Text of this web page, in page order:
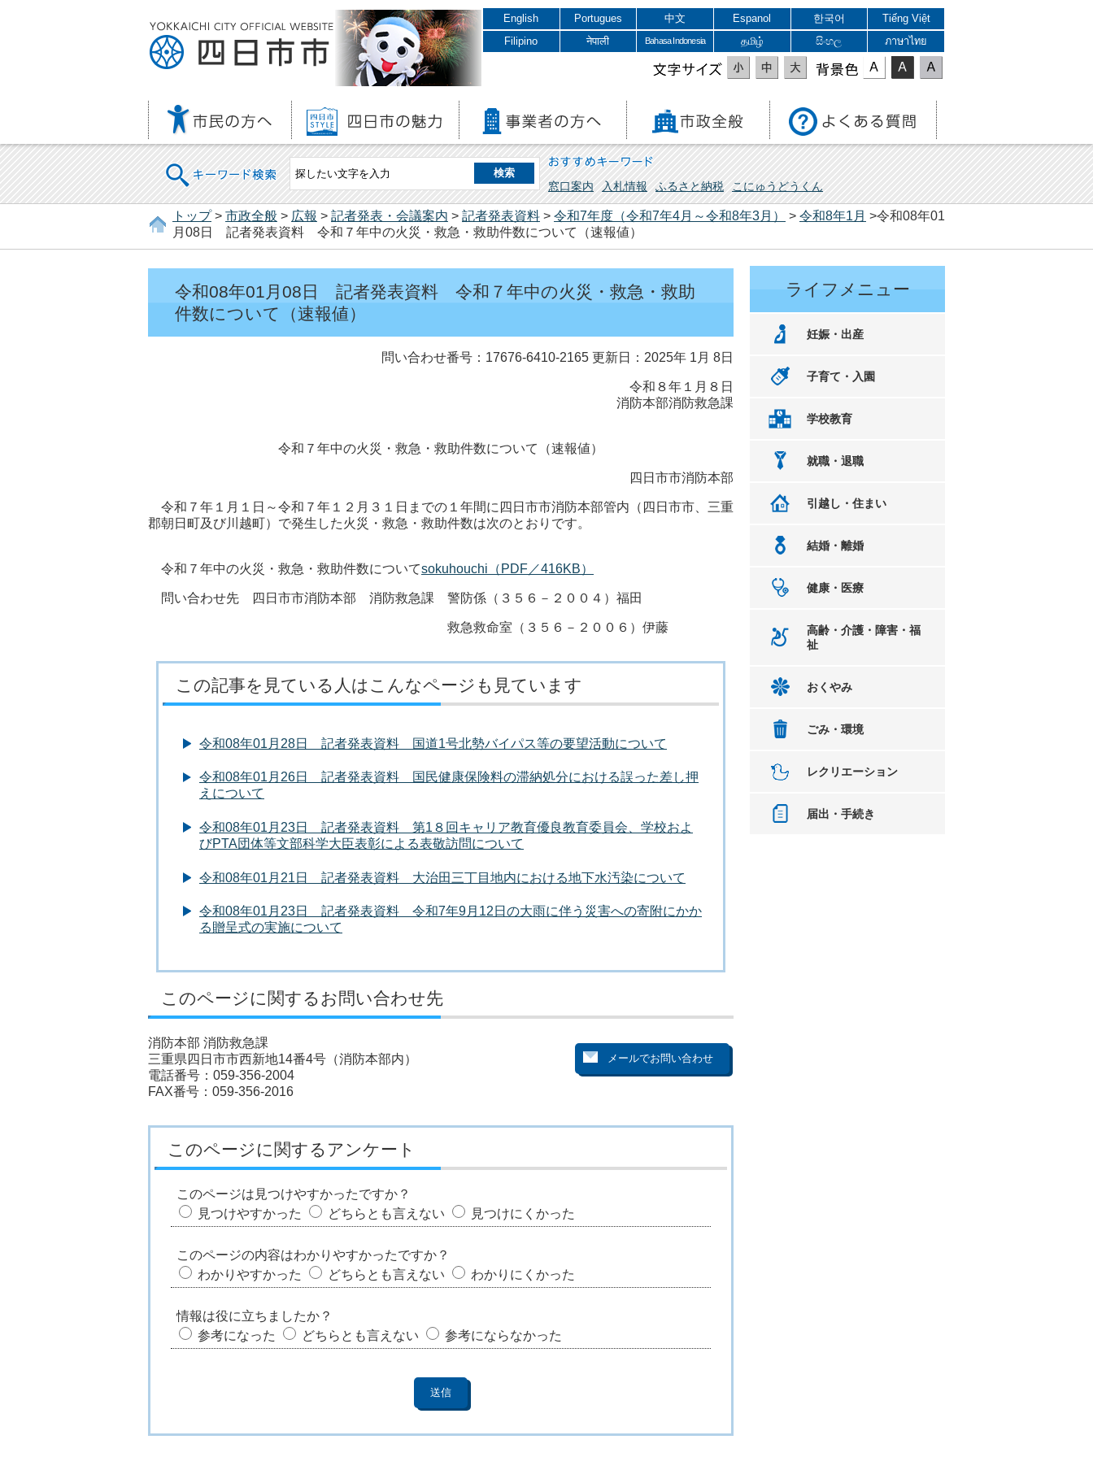
English Portugues 中文 Espanol 한국어
Tiếng Việt
Filipino
नेपाली Bahasa Indonesia தமிழ் සිංහල ภาษาไทย
文字サイズ 表示色
キーワード検索 おすすめキーワード
窓口案内 入札情報 ふるさと納税 こにゅうどうくん
トップ> 市政全般 > 広報 > 記者発表・会議案内 > 記者発表資料 > 令和7年度（令和7年4月～令和8年3月） > 令和8年1月 >令和08年01
月08日 記者発表資料 令和７年中の火災・救急・救助件数について（速報値）
令和08年01月08日 記者発表資料 令和７年中の火災・救急・救助
件数について（速報値）
問い合わせ番号：17676-6410-2165 更新日：2025年 1月 8日
令和８年１月８日
消防本部消防救急課
令和７年中の火災・救急・救助件数について（速報値）
四日市市消防本部
令和７年１月１日～令和７年１２月３１日までの１年間に四日市市消防本部管内（四日市市、三重
郡朝日町及び川越町）で発生した火災・救急・救助件数は次のとおりです。
令和７年中の火災・救急・救助件数についてsokuhouchi（PDF／416KB）
問い合わせ先 四日市市消防本部 消防救急課 警防係（３５６－２００４）福田
救急救命室（３５６－２００６）伊藤
この記事を見ている人はこんなページも見ています
令和08年01月28日 記者発表資料 国道1号北勢バイパス等の要望活動について
令和08年01月26日 記者発表資料 国民健康保険料の滞納処分における誤った差し押
えについて
令和08年01月23日 記者発表資料 第1８回キャリア教育優良教育委員会、学校およ
びPTA団体等文部科学大臣表彰による表敬訪問について
令和08年01月21日 記者発表資料 大治田三丁目地内における地下水汚染について
令和08年01月23日 記者発表資料 令和7年9月12日の大雨に伴う災害への寄附にかか
る贈呈式の実施について
このページに関するお問い合わせ先
消防本部 消防救急課
三重県四日市市西新地14番4号（消防本部内）
電話番号：059-356-2004
FAX番号：059-356-2016
このページに関するアンケート
このページは見つけやすかったですか？
見つけやすかった
どちらとも言えない 見つけにくかった
このページの内容はわかりやすかったですか？
わかりやすかった
どちらとも言えない わかりにくかった
情報は役に立ちましたか？
参考になった
どちらとも言えない 参考にならなかった
ライフメニュー
妊娠・出産
子育て・入園
学校教育
就職・退職
引越し・住まい
結婚・離婚
健康・医療
高齢・介護・障害・福
祉
おくやみ
ごみ・環境
レクリエーション
届出・手続き